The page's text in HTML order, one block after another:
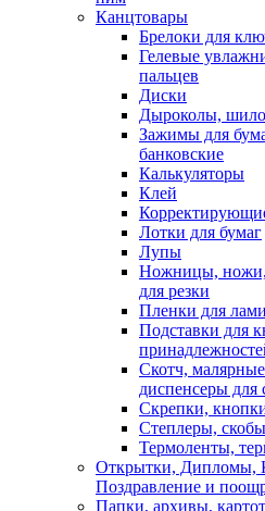
Канцтовары
Брелоки для
Гелевые
пальцев
Диски
Дыроколы, шило
Зажимы для
банковские
Калькуляторы
Клей
Лотки для бумаг
Лупы
Ножницы, ножи,
для резки
Пленки для
Подставки для
Скотч,
диспенсеры для
Скрепки,
Степлеры,
Термоленты,
Открытки, Дипломы,
Поздравление и
Папки, архивы,